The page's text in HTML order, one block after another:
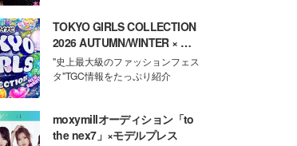
TOKYO GIRLS COLLECTION
2026 AUTUMN/WINTER × モ
デルプレス
"史上最大級のファッションフェス
タ"TGC情報をたっぷり紹介
moxymillオーディション「to
the nex7」×モデルプレス